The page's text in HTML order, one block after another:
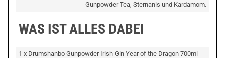
Gunpowder Tea, Sternanis und Kardamom.
WAS IST ALLES DABEI
1 x Drumshanbo Gunpowder Irish Gin Year of the Dragon 700ml